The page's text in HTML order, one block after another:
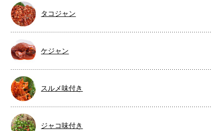
タコジャン
ケジャン
スルメ味付き
ジャコ味付き